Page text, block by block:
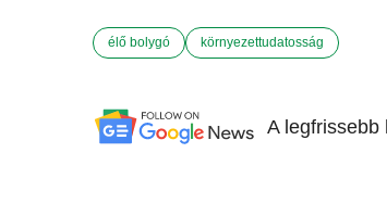
élő bolygó környezettudatosság
A legfrissebb